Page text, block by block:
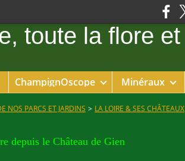
ChampignOscope Minéraux
NOS PARCS ET JARDINS > LA LOIRE & SES CHÂTEAUX
depuis le Château de Gien